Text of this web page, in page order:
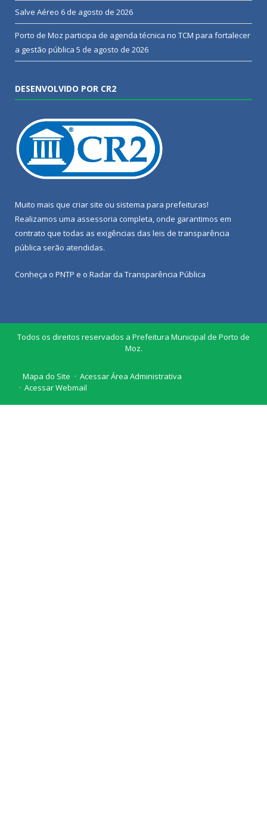
Salve Aéreo 6 de agosto de 2026
Porto de Moz participa de agenda técnica no TCM para fortalecer
a gestão pública 5 de agosto de 2026
DESENVOLVIDO POR CR2
Muito mais que criar site ou sistema para prefeituras!
Realizamos uma assessoria completa, onde garantimos em
contrato que todas as exigências das leis de transparência
pública serão atendidas.
Conheça o PNTP e o Radar da Transparência Pública
Todos os direitos reservados a Prefeitura Municipal de Porto de
Moz.
Mapa do Site
Acessar Área Administrativa
Acessar Webmail